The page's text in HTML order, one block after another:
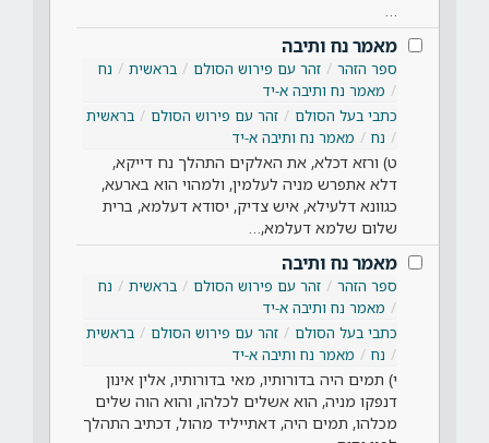
מאמר נח ותיבה
ספר הזהר זהר עם פירוש הסולם בראשית
נח
מאמר נח ותיבה א-יד
כתבי בעל הסולם
זהר עם פירוש הסולם
בראשית
נח
מאמר נח ותיבה א-יד
ט) ורזא דכלא, את האלקים התהלך נח דייקא,
דלא אתפרש מניה לעלמין, ולמהוי הוא בארעא,
כגוונא דלעילא, איש צדיק, יסודא דעלמא, ברית
שלום שלמא דעלמא,…
מאמר נח ותיבה
ספר הזהר זהר עם פירוש הסולם בראשית
נח
מאמר נח ותיבה א-יד
כתבי בעל הסולם
זהר עם פירוש הסולם
בראשית
נח
מאמר נח ותיבה א-יד
י) תמים היה בדורותיו, מאי בדורותיו, אלין אינון
דנפקו מניה, הוא אשלים לכלהו, והוא הוה שלים
מכלהו, תמים היה, דאתייליד מהול, דכתיב התהלך